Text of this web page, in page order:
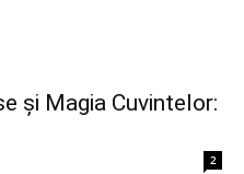
și Magia Cuvintelor:
2